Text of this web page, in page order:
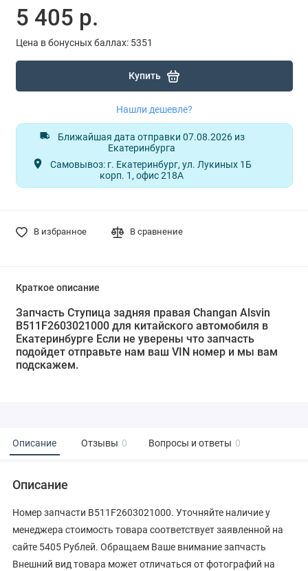
5 405 р.
Цена в бонусных баллах: 5351
Купить
Нашли дешевле?
Ближайшая дата отправки 07.08.2026 из
Екатеринбурга
Самовывоз: г. Екатеринбург, ул. Лукиных 1Б
корп. 1, офис 218А
В избранное В сравнение
Краткое описание
Запчасть Ступица задняя правая Changan Alsvin
B511F2603021000 для китайского автомобиля в
Екатеринбурге Если не уверены что запчасть
подойдет отправьте нам ваш VIN номер и мы вам
подскажем.
Описание Отзывы 0 Вопросы и ответы 0
Описание
Номер запчасти B511F2603021000. Уточняйте наличие у
менеджера стоимость товара соответствует заявленной на
сайте 5405 Рублей. Обращаем Ваше внимание запчасть
Внешний вид товара может отличаться от фотографий на